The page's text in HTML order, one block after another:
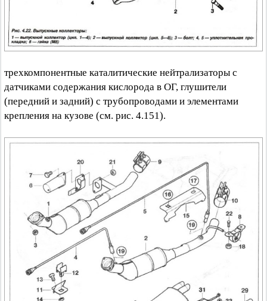
трехкомпонентные каталитические нейтрализаторы с
датчиками содержания кислорода в ОГ, глушители
(передний и задний) с трубопроводами и элементами
крепления на кузове (см. рис. 4.151).